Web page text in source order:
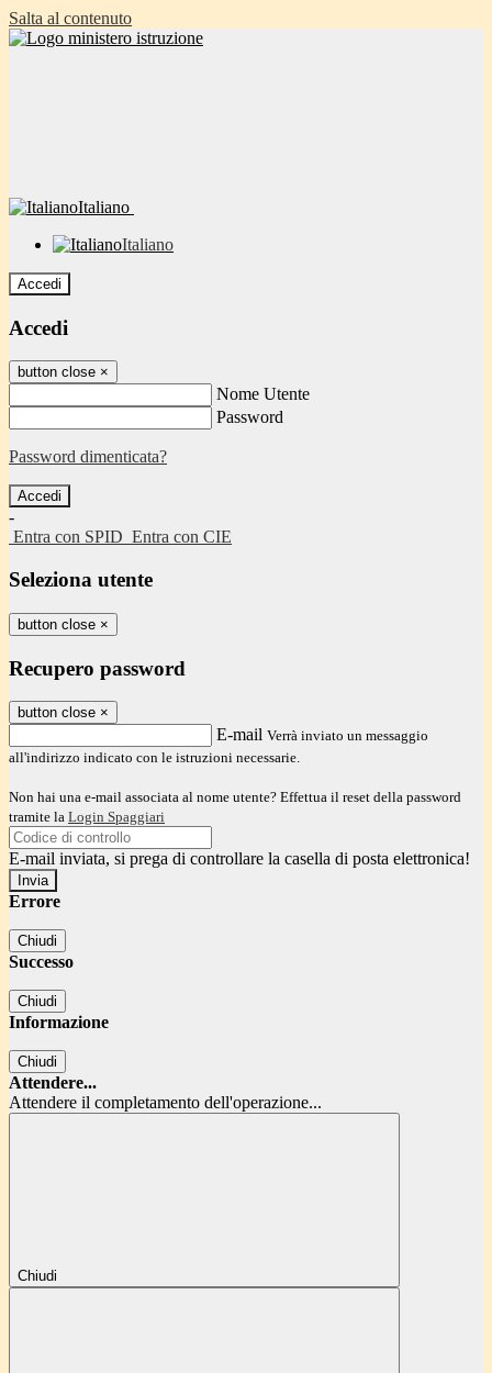
Salta al contenuto
Italiano
Italiano
Accedi
Accedi
button close ×
Nome Utente
Password
Password dimenticata?
-
Entra con SPID Entra con CIE
Seleziona utente
button close ×
Recupero password
button close ×
E-mail Verrà inviato un messaggio
all'indirizzo indicato con le istruzioni necessarie.
Non hai una e-mail associata al nome utente? Effettua il reset della password
tramite la Login Spaggiari
E-mail inviata, si prega di controllare la casella di posta elettronica!
Errore
Chiudi
Successo
Chiudi
Informazione
Chiudi
Attendere...
Attendere il completamento dell'operazione...
Chiudi